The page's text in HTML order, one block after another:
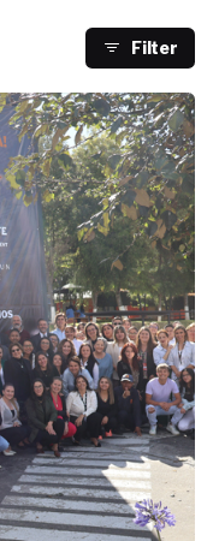
Filter